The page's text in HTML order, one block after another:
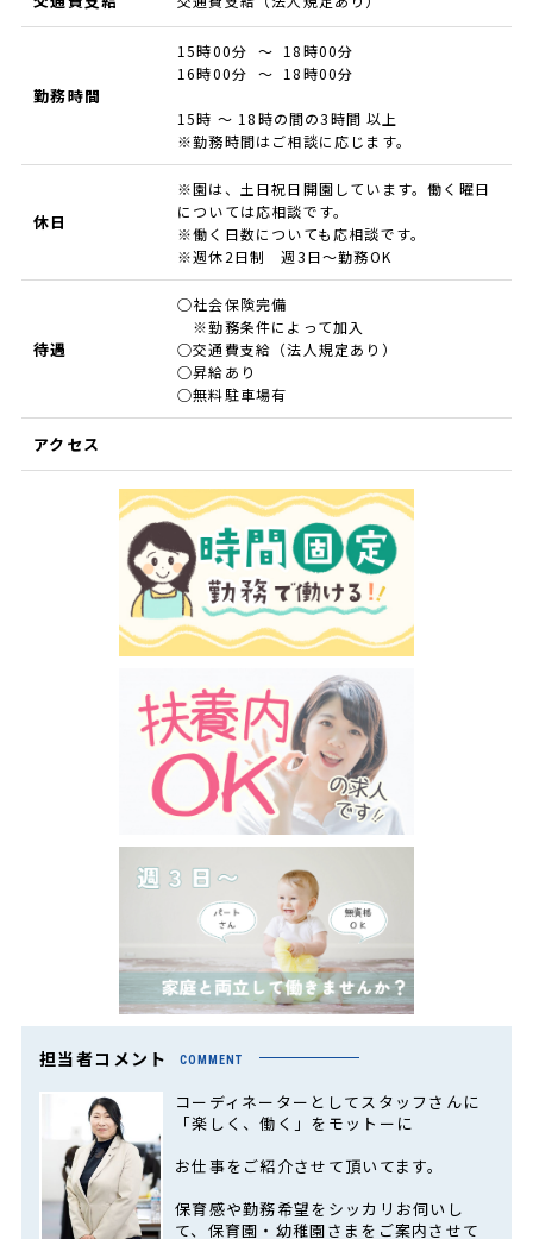
勤務時間
15時00分 ～ 18時00分
16時00分 ～ 18時00分
15時 ～ 18時の間の3時間 以上
※勤務時間はご相談に応じます。
休日
※園は、土日祝日開園しています。働く曜日
については応相談です。
※働く日数についても応相談です。
※週休2日制 週3日～勤務OK
待遇
○社会保険完備
※勤務条件によって加入
○交通費支給（法人規定あり）
○昇給あり
○無料駐車場有
アクセス
担当者コメント COMMENT
コーディネーターとしてスタッフさんに
「楽しく、働く」をモットーに
お仕事をご紹介させて頂いてます。
保育感や勤務希望をシッカリお伺いし
て、保育園・幼稚園さまをご案内させて